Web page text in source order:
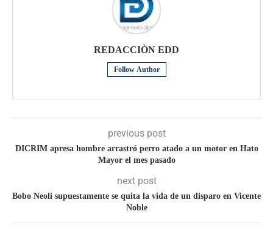
REDACCIÒN EDD
Follow Author
previous post
DICRIM apresa hombre arrastró perro atado a un motor en Hato
Mayor el mes pasado
next post
Bobo Neoli supuestamente se quita la vida de un disparo en Vicente
Noble